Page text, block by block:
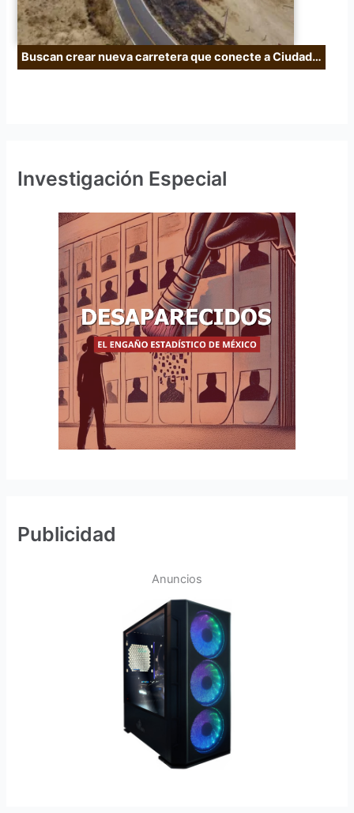
Buscan crear nueva carretera que conecte a Ciudad…
Investigación Especial
Publicidad
Anuncios